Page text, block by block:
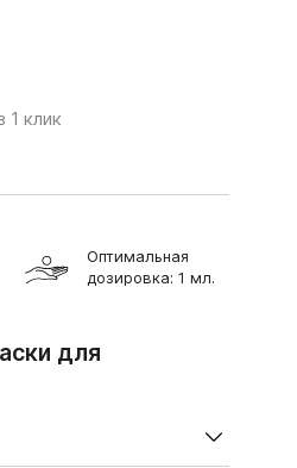
1 клик
Оптимальная
дозировка: 1 мл.
для